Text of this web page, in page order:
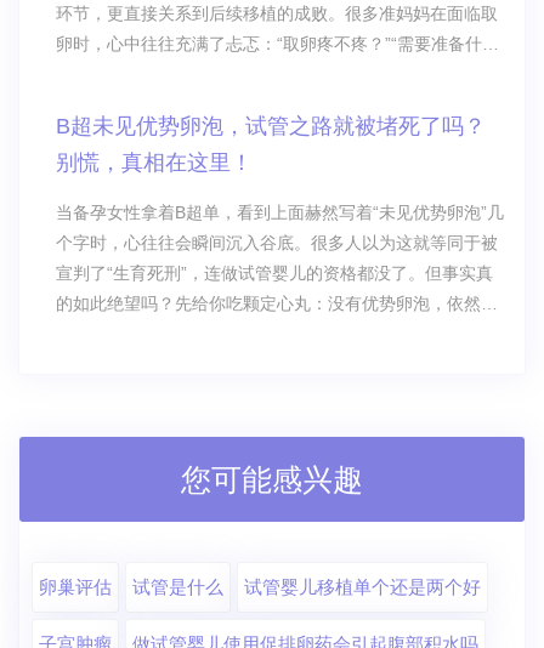
环节，更直接关系到后续移植的成败。很多准妈妈在面临取
卵时，心中往往充满了忐忑：“取卵疼不疼？”“需要准备什
B超未见优势卵泡，试管之路就被堵死了吗？
别慌，真相在这里！
当备孕女性拿着B超单，看到上面赫然写着“未见优势卵泡”几
个字时，心往往会瞬间沉入谷底。很多人以为这就等同于被
宣判了“生育死刑”，连做试管婴儿的资格都没了。但事实真
的如此绝望吗？先给你吃颗定心丸：没有优势卵泡，依然可
您可能感兴趣
卵巢评估 试管是什么 试管婴儿移植单个还是两个好
子宫肿瘤 做试管婴儿使用促排卵药会引起腹部积水吗